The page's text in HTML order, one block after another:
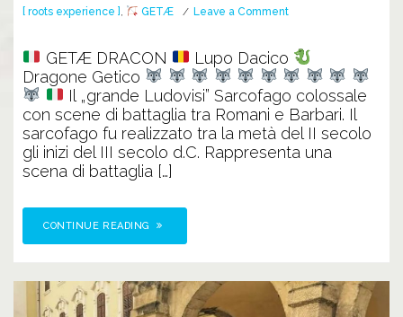
[ roots experience ]
GETÆ Leave a Commenton
Grande
Ludovisi
GETÆ DRACON
Lupo Dacico
Dragone Getico
Il „grande Ludovisi” Sarcofago colossale
con scene di battaglia tra Romani e Barbari. Il
sarcofago fu realizzato tra la metà del II secolo
gli inizi del III secolo d.C. Rappresenta una
scena di battaglia […]
CONTINUE READING